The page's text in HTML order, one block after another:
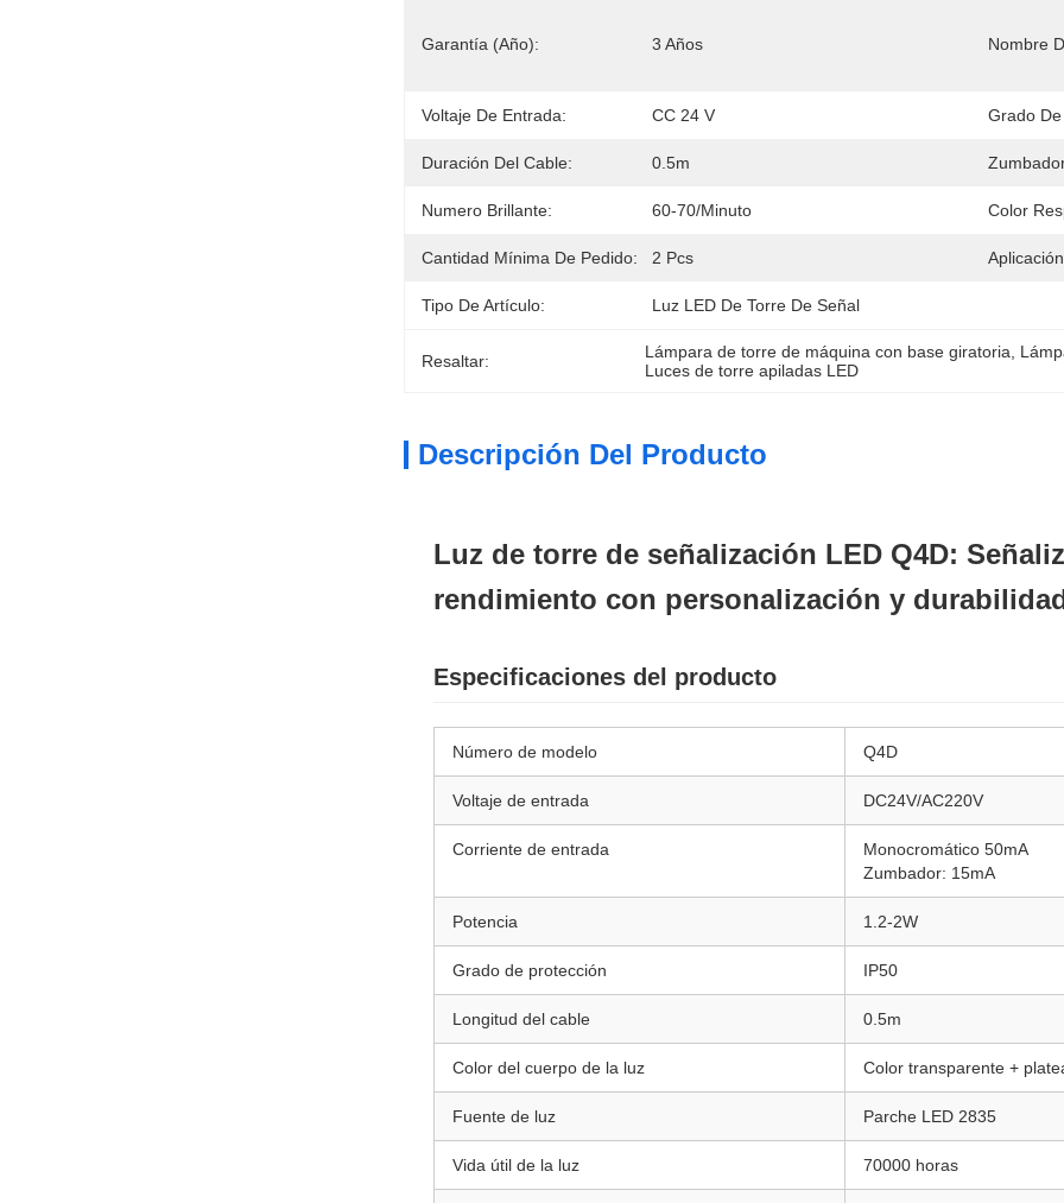
Garantía (año): 3 Años Nombre
Voltaje De Entrada: CC 24 V Grado
Duración Del Cable: 0.5m
Numero Brillante: 60-70/minuto Color
Cantidad Mínima De Pedido: 2 Pcs
Tipo De Artículo: Luz LED De Torre De Señal
Resaltar: Lámpara de torre de máquina con base giratoria
Luces de torre apiladas LED
Descripción Del Producto
Luz de torre de señalización LED Q4D:
rendimiento con personalización y
Especificaciones del producto
Número de modelo Q4D
Voltaje de entrada DC24V/AC220V
Corriente de entrada
Monocromático 50mA
Zumbador: 15mA
Potencia 1.2-2W
Grado de protección IP50
Longitud del cable 0.5m
Color del cuerpo de la luz Color transparente +
Fuente de luz Parche LED 2835
Vida útil de la luz 70000 horas